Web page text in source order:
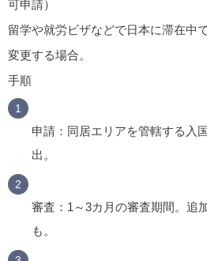
可申請）
留学や就労ビザなどで日本に滞在中
変更する場合。
手順
申請 ：同居エリアを管轄する入
出。
審査 ：1～3カ月の審査期間。追
も。